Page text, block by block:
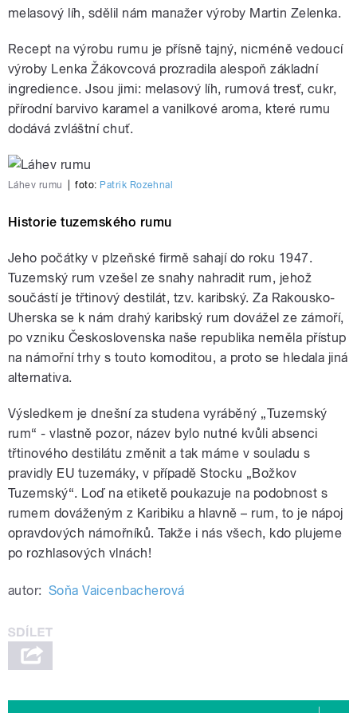
melasový líh, sdělil nám manažer výroby Martin Zelenka.
Recept na výrobu rumu je přísně tajný, nicméně vedoucí
výroby Lenka Žákovcová prozradila alespoň základní
ingredience. Jsou jimi: melasový líh, rumová tresť, cukr,
přírodní barvivo karamel a vanilkové aroma, které rumu
dodává zvláštní chuť.
Láhev rumu foto: Patrik Rozehnal
Historie tuzemského rumu
Jeho počátky v plzeňské firmě sahají do roku 1947.
Tuzemský rum vzešel ze snahy nahradit rum, jehož
součástí je třtinový destilát, tzv. karibský. Za Rakousko-
Uherska se k nám drahý karibský rum dovážel ze zámoří,
po vzniku Československa naše republika neměla přístup
na námořní trhy s touto komoditou, a proto se hledala jiná
alternativa.
Výsledkem je dnešní za studena vyráběný „Tuzemský
rum“ - vlastně pozor, název bylo nutné kvůli absenci
třtinového destilátu změnit a tak máme v souladu s
pravidly EU tuzemáky, v případě Stocku „Božkov
Tuzemský“. Loď na etiketě poukazuje na podobnost s
rumem dováženým z Karibiku a hlavně – rum, to je nápoj
opravdových námořníků. Takže i nás všech, kdo plujeme
po rozhlasových vlnách!
autor: Soňa Vaicenbacherová